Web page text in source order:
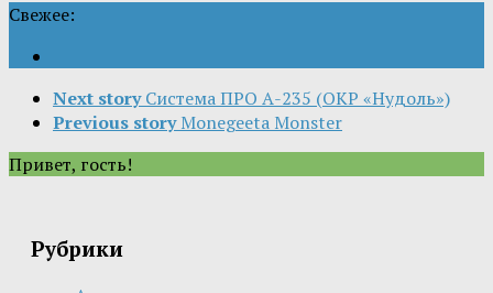
Свежее:
Next story Система ПРО А-235 (ОКР «Нудоль»)
Previous story Monegeeta Monster
Привет, гость!
Рубрики